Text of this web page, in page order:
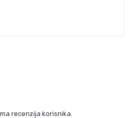
recenzija korisnika.